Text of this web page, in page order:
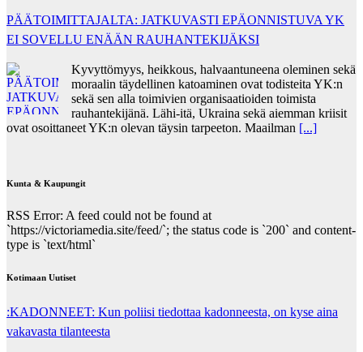
PÄÄTOIMITTAJALTA: JATKUVASTI EPÄONNISTUVA YK
EI SOVELLU ENÄÄN RAUHANTEKIJÄKSI
Kyvyttömyys, heikkous, halvaantuneena oleminen sekä
moraalin täydellinen katoaminen ovat todisteita YK:n
sekä sen alla toimivien organisaatioiden toimista
rauhantekijänä. Lähi-itä, Ukraina sekä aiemman kriisit
ovat osoittaneet YK:n olevan täysin tarpeeton. Maailman [...]
Kunta & Kaupungit
RSS Error: A feed could not be found at
`https://victoriamedia.site/feed/`; the status code is `200` and content-
type is `text/html`
Kotimaan Uutiset
:KADONNEET: Kun poliisi tiedottaa kadonneesta, on kyse aina
vakavasta tilanteesta